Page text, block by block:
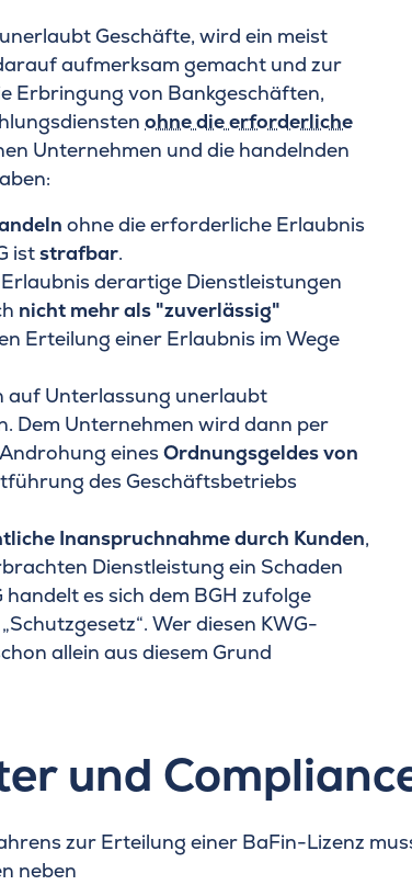
Geschäfte, wird ein meist
aufmerksam gemacht und zur
Erbringung von Bankgeschäften,
ohne die erforderliche
Unternehmen und die handelnden
ohne die erforderliche Erlaubnis
iststrafbar.
derartige Dienstleistungen
nicht mehr als "zuverlässig"
Erteilung einer Erlaubnis im Wege
auf Unterlassung unerlaubt
Dem Unternehmen wird dann per
einesOrdnungsgeldes von
des Geschäftsbetriebs
Inanspruchnahme durch Kunden,
Dienstleistung ein Schaden
es sich dem BGH zufolge
Wer diesen KWG-
allein aus diesem Grund
und
zur Erteilung einer BaFin-Lizenz
neben